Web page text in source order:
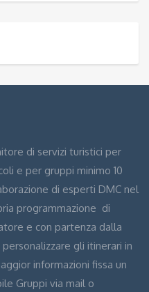
di servizi turistici per
e per gruppi minimo 10
di esperti DMC nel
programmazione di
e con partenza dalla
gli itinerari in
informazioni fissa un
Gruppi via mail o